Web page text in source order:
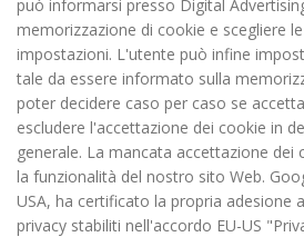
può informarsi presso Digital
memorizzazione di cookie e scegliere
impostazioni. L'utente può infine
tale da essere informato sulla
poter decidere caso per caso se
escludere l'accettazione dei cookie in
generale. La mancata accettazione
la funzionalità del nostro sito Web.
USA, ha certificato la propria adesione
privacy stabiliti nell'accordo EU-US